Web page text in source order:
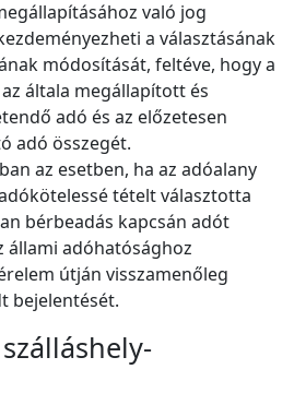
való jog
a választásának
módosítását, feltéve, hogy a
általa megállapított és
adó és az előzetesen
adó összegét.
az esetben, ha az adóalany
tételt választotta
bérbeadás kapcsán adót
adóhatósághoz
útján visszamenőleg
bejelentését.